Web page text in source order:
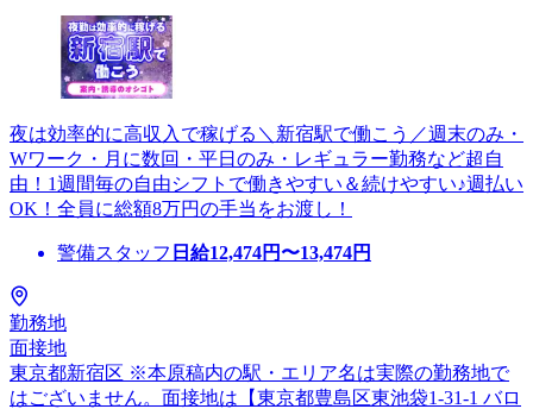
夜は効率的に高収入で稼げる＼新宿駅で働こう／週末のみ・
Wワーク・月に数回・平日のみ・レギュラー勤務など超自
由！1週間毎の自由シフトで働きやすい＆続けやすい♪週払い
OK！全員に総額8万円の手当をお渡し！
警備スタッフ 日給12,474円〜13,474円
勤務地
面接地
東京都新宿区 ※本原稿内の駅・エリア名は実際の勤務地で
はございません。面接地は【東京都豊島区東池袋1-31-1 バロ